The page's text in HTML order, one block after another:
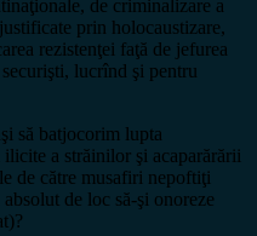
de criminalizare a
prin holocaustizare,
rezistenţei faţă de jefurea
lucrînd şi pentru
să batjocorim lupta
a străinilor şi acaparărării
de către musafiri nepoftiţi
de loc să-şi onoreze